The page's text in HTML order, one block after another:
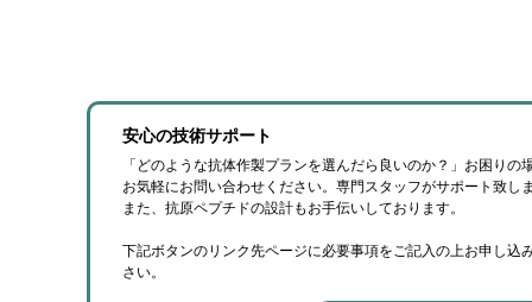
安心の技術サポート
「どのような抗体作製プランを選んだら良いのか？」お困りの
お気軽にお問い合わせください。専門スタッフがサポート致し
また、抗原ペプチドの設計もお手伝いしております。
下記ボタンのリンク先ページに必要事項をご記入の上お申し込
さい。